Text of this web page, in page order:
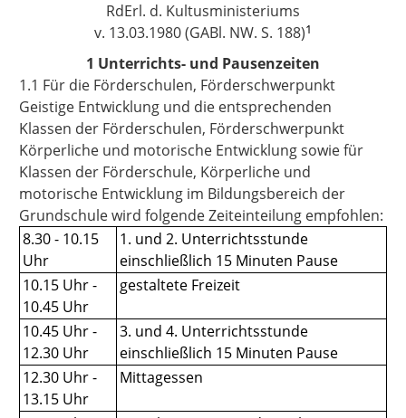
RdErl. d. Kultusministeriums
v. 13.03.1980 (GABl. NW. S. 188)1
1 Unterrichts- und Pausenzeiten
1.1 Für die Förderschulen, Förderschwerpunkt
Geistige Entwicklung und die entsprechenden
Klassen der Förderschulen, Förderschwerpunkt
Körperliche und motorische Entwicklung sowie für
Klassen der Förderschule, Körperliche und
motorische Entwicklung im Bildungsbereich der
Grundschule wird folgende Zeiteinteilung empfohlen:
8.30 - 10.15
Uhr
1. und 2. Unterrichtsstunde
einschließlich 15 Minuten Pause
10.15 Uhr -
10.45 Uhr
gestaltete Freizeit
10.45 Uhr -
12.30 Uhr
3. und 4. Unterrichtsstunde
einschließlich 15 Minuten Pause
12.30 Uhr -
13.15 Uhr
Mittagessen